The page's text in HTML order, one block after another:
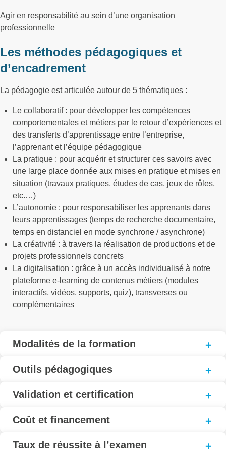
Agir en responsabilité au sein d’une organisation
professionnelle
Les méthodes pédagogiques et
d’encadrement
La pédagogie est articulée autour de 5 thématiques :
Le collaboratif : pour développer les compétences
comportementales et métiers par le retour d’expériences et
des transferts d’apprentissage entre l’entreprise,
l’apprenant et l’équipe pédagogique
La pratique : pour acquérir et structurer ces savoirs avec
une large place donnée aux mises en pratique et mises en
situation (travaux pratiques, études de cas, jeux de rôles,
etc.…)
L’autonomie : pour responsabiliser les apprenants dans
leurs apprentissages (temps de recherche documentaire,
temps en distanciel en mode synchrone / asynchrone)
La créativité : à travers la réalisation de productions et de
projets professionnels concrets
La digitalisation : grâce à un accès individualisé à notre
plateforme e-learning de contenus métiers (modules
interactifs, vidéos, supports, quiz), transverses ou
complémentaires
Modalités de la formation
Outils pédagogiques
Validation et certification
Coût et financement
Taux de réussite à l’examen